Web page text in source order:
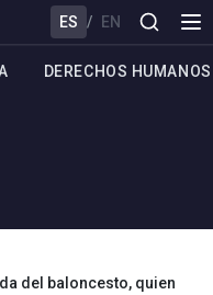
ES / EN
DERECHOS HUMANOS
del baloncesto, quien